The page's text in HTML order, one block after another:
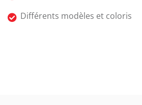
Différents modèles et coloris